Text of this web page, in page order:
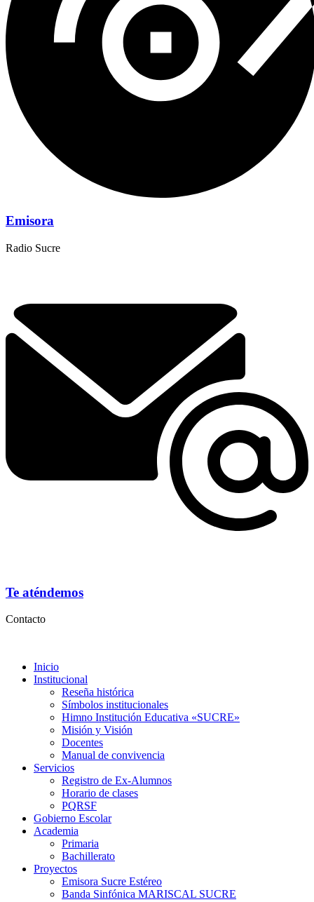
Emisora
Radio Sucre
Te aténdemos
Contacto
Inicio
Institucional
Reseña histórica
Símbolos institucionales
Himno Institución Educativa «SUCRE»
Misión y Visión
Docentes
Manual de convivencia
Servicios
Registro de Ex-Alumnos
Horario de clases
PQRSF
Gobierno Escolar
Academia
Primaria
Bachillerato
Proyectos
Emisora Sucre Estéreo
Banda Sinfónica MARISCAL SUCRE